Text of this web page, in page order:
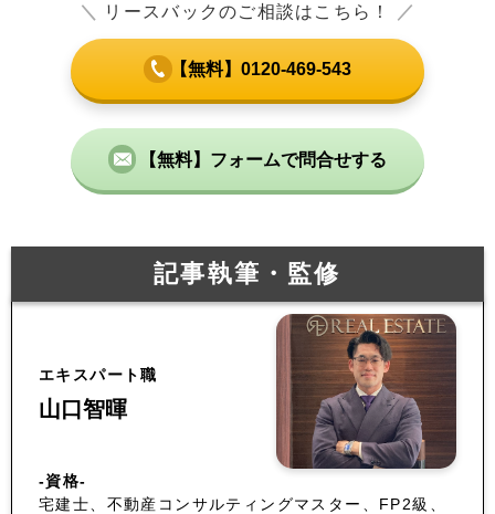
＼ リースバックのご相談はこちら！ ／
【無料】0120-469-543
【無料】フォームで問合せする
記事執筆・監修
エキスパート職
山口智暉
-資格-
宅建士、不動産コンサルティングマスター、FP2級、